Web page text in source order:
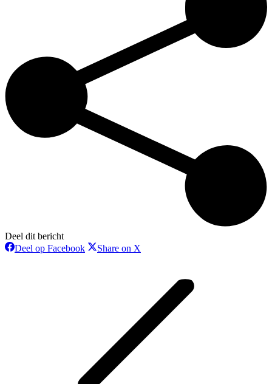
Deel dit bericht
Deel op FacebookDeelShare on X